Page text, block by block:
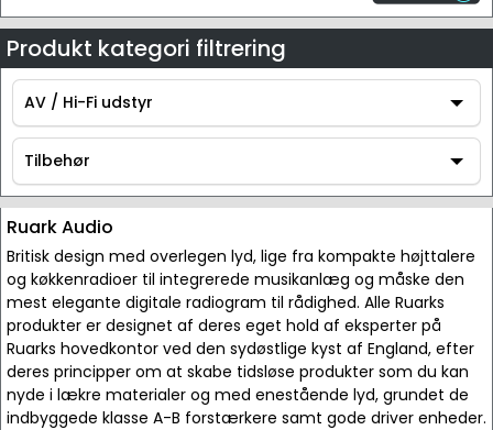
Produkt kategori filtrering
AV / Hi-Fi udstyr
AV / Hi-Fi udstyr
Tilbehør
Tilbehør
Ruark Audio
Britisk design med overlegen lyd, lige fra kompakte højttalere
og køkkenradioer til integrerede musikanlæg og måske den
mest elegante digitale radiogram til rådighed. Alle Ruarks
produkter er designet af deres eget hold af eksperter på
Ruarks hovedkontor ved den sydøstlige kyst af England, efter
deres principper om at skabe tidsløse produkter som du kan
nyde i lækre materialer og med enestående lyd, grundet de
indbyggede klasse A-B forstærkere samt gode driver enheder.